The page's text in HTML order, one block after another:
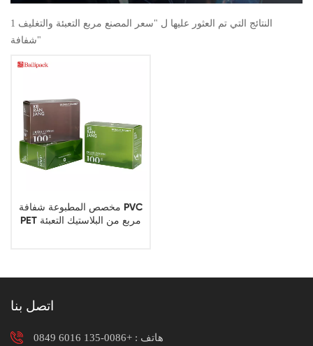
1 النتائج التي تم العثور عليها ل "سعر المصنع مربع التعبئة والتغليف
شفافة"
مخصص المطبوعة شفافة PVC
PET مربع من البلاستيك التعبئة
اتصل بنا
هاتف : +0086-135 6016 0849